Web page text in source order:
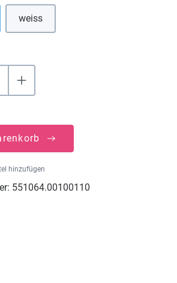
weiss(Diese Option ist zurzeit nicht verfügbar.)
hinzufügen
551064.00100110